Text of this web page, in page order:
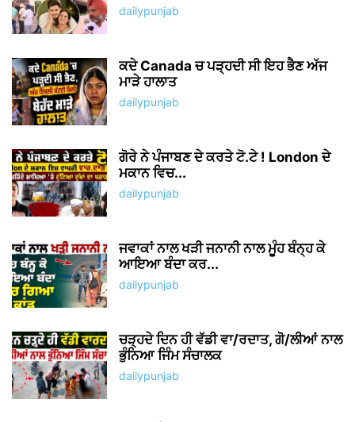
dailypunjab
ਕਦੇ Canada ਚ ਪੜ੍ਹਦੀ ਸੀ ਇਹ ਭੈਣ ਅੱਜ
ਮਾੜੇ ਹਾਲਾਤ
dailypunjab
ਗੋਰੇ ਨੇ ਪੰਜਾਬਣ ਦੇ ਕਰਤੇ ਟੋ.ਟੇ ! London ਦੇ
ਮਕਾਨ ਵਿਚ...
dailypunjab
ਜਵਾਕਾਂ ਨਾਲ ਖੜੀ ਜਨਾਨੀ ਨਾਲ ਮੂੰਹ ਬੰਨ੍ਹ ਕੇ
ਆਇਆ ਬੰਦਾ ਕਰ...
dailypunjab
ਚੜ੍ਹਦੇ ਦਿਨ ਹੀ ਵੱਡੀ ਵਾ/ਰਦਾਤ, ਗੋ/ਲੀਆਂ ਨਾਲ
ਭੁੰਨਿਆ ਜਿੰਮ ਸੰਚਾਲਕ
dailypunjab